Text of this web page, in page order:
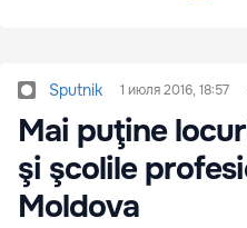
Sputnik 1 июля 2016, 18:57
Mai puţine
şi şcolile
Moldova